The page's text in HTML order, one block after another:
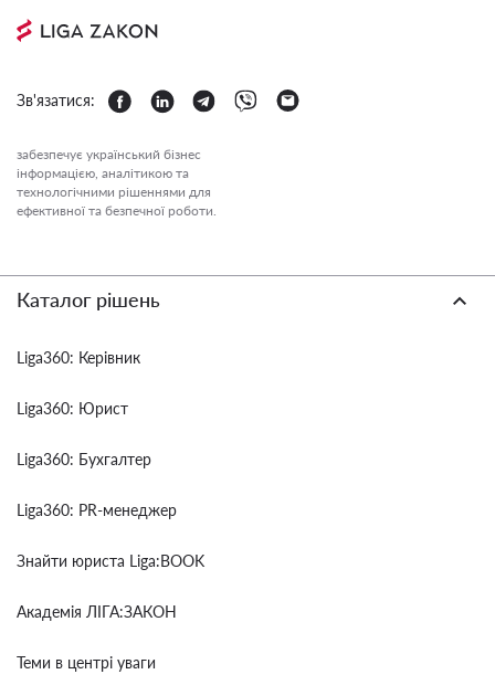
Зв'язатися:
забезпечує український бізнес
інформацією, аналітикою та
технологічними рішеннями для
ефективної та безпечної роботи.
Каталог рішень
Liga360: Керівник
Liga360: Юрист
Liga360: Бухгалтер
Liga360: PR-менеджер
Знайти юриста Liga:BOOK
Академія ЛІГА:ЗАКОН
Теми в центрі уваги